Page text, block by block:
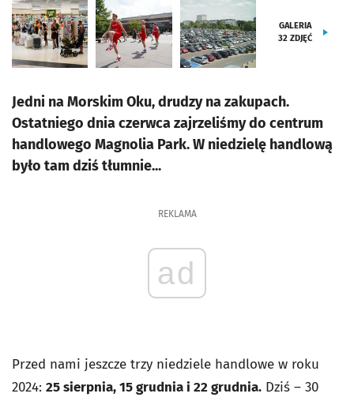
GALERIA
32 ZDJĘĆ
Jedni na Morskim Oku, drudzy na zakupach.
Ostatniego dnia czerwca zajrzeliśmy do centrum
handlowego Magnolia Park. W niedzielę handlową
było tam dziś tłumnie...
REKLAMA
ad
Przed nami jeszcze trzy niedziele handlowe w roku
2024: 25 sierpnia, 15 grudnia i 22 grudnia. Dziś – 30